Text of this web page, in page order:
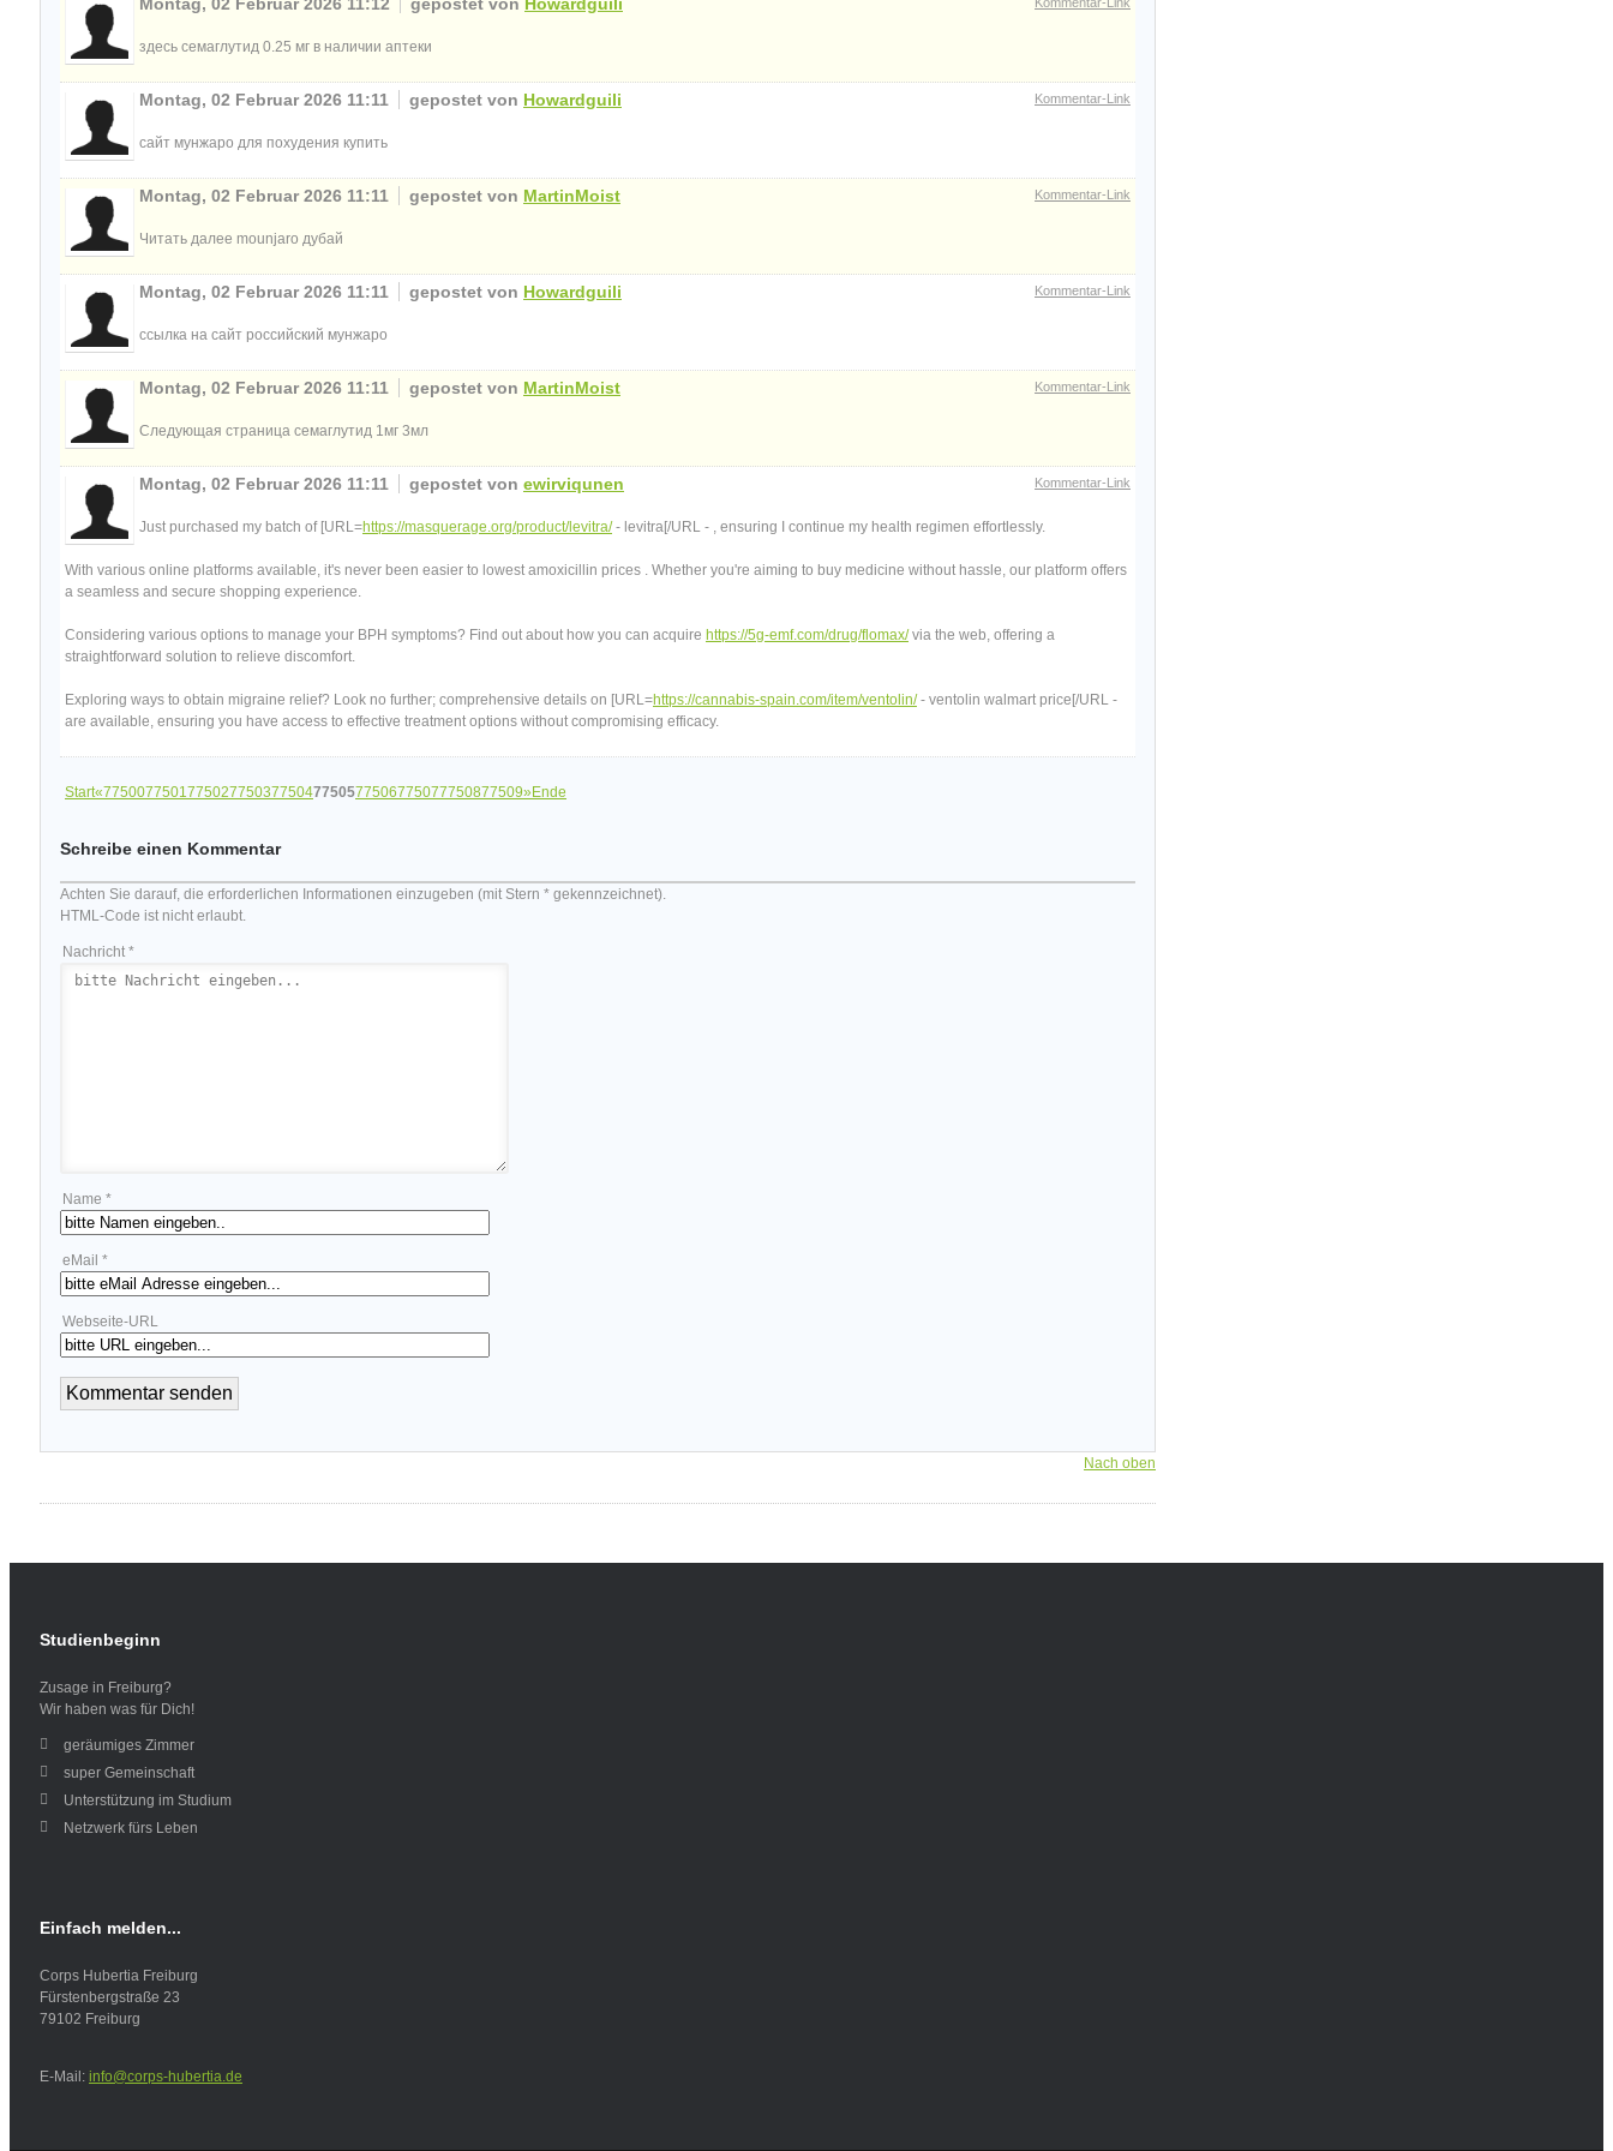
здесь семаглутид 0.25 мг в наличии аптеки
Kommentar-Link
Montag, 02 Februar 2026 11:11 gepostet von Howardguili
сайт мунжаро для похудения купить
Kommentar-Link
Montag, 02 Februar 2026 11:11 gepostet von MartinMoist
Читать далее mounjaro дубай
Kommentar-Link
Montag, 02 Februar 2026 11:11 gepostet von Howardguili
ссылка на сайт российский мунжаро
Kommentar-Link
Montag, 02 Februar 2026 11:11 gepostet von MartinMoist
Следующая страница семаглутид 1мг 3мл
Kommentar-Link
Montag, 02 Februar 2026 11:11 gepostet von ewirviqunen
Just purchased my batch of [URL=https://masquerage.org/product/levitra/- levitra[/URL - , ensuring I continue my health regimen effortlessly.
With various online platforms available, it's never been easier to lowest amoxicillin prices . Whether you're aiming to buy medicine without hassle, our platform offers
a seamless and secure shopping experience.
Considering various options to manage your BPH symptoms? Find out about how you can acquire https://5g-emf.com/drug/flomax/via the web, offering a
straightforward solution to relieve discomfort.
Exploring ways to obtain migraine relief? Look no further; comprehensive details on [URL=https://cannabis-spain.com/item/ventolin/- ventolin walmart price[/URL -
are available, ensuring you have access to effective treatment options without compromising efficacy.
Start«77500775017750277503775047750577506775077750877509»Ende
Schreibe einen Kommentar
Achten Sie darauf, die erforderlichen Informationen einzugeben (mit Stern * gekennzeichnet).
HTML-Code ist nicht erlaubt.
Nachricht *
Name *
eMail *
Webseite-URL
Nach oben
Studienbeginn
Zusage in Freiburg?
Wir haben was für Dich!
geräumiges Zimmer
super Gemeinschaft
Unterstützung im Studium
Netzwerk fürs Leben
Einfach melden...
Corps Hubertia Freiburg
Fürstenbergstraße 23
79102 Freiburg
E-Mail: info@corps-hubertia.de